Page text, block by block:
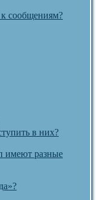
сообщениям?
в них?
имеют разные